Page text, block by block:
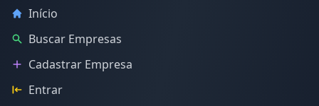
Início
Buscar Empresas
Cadastrar Empresa
Entrar